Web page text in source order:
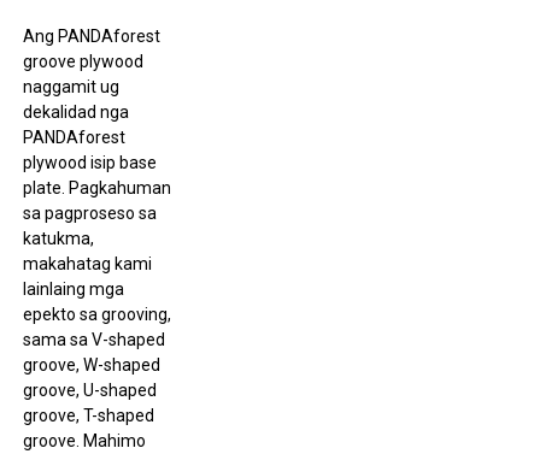
Ang PANDAforest
groove plywood
naggamit ug
dekalidad nga
PANDAforest
plywood isip base
plate. Pagkahuman
sa pagproseso sa
katukma,
makahatag kami
lainlaing mga
epekto sa grooving,
sama sa V-shaped
groove, W-shaped
groove, U-shaped
groove, T-shaped
groove. Mahimo